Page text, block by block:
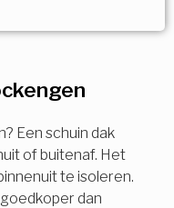
Een schuin dak
of buitenaf. Het
te isoleren.
dan
nu direct uw
mail.